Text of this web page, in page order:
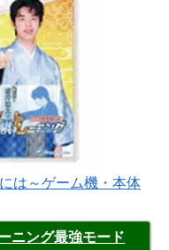
は～ゲーム機・本体
ニング最強モード